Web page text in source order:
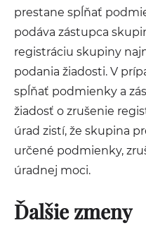
prestane spĺňať
podáva zástupca
registráciu skupiny
podania žiadosti. V
spĺňať podmienky a
žiadosť o zrušenie
úrad zistí, že skupina
určené podmienky,
úradnej moci.
Ďalšie zmeny